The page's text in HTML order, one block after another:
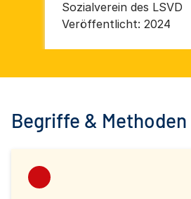
Sozialverein des LSVD
Veröffentlicht: 2024
Begriffe &